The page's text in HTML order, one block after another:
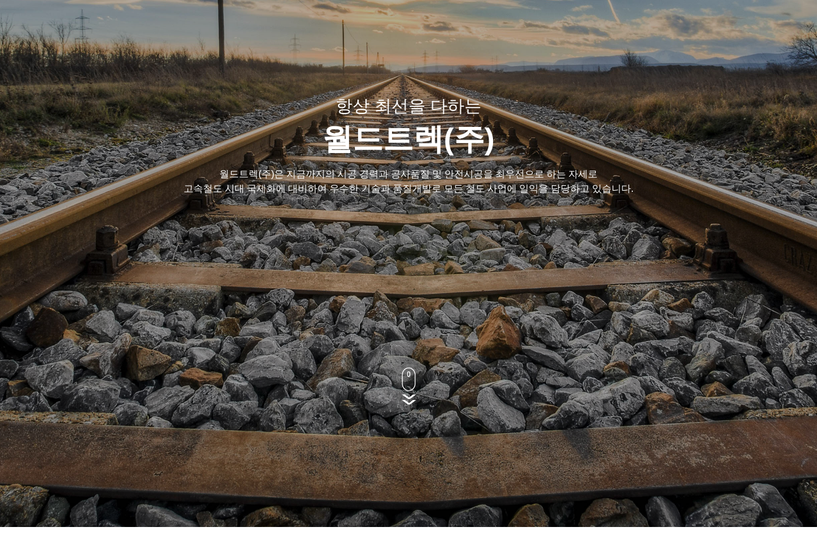
항상 최선을 다하는
월드트렉(주)
월드트렉(주)은 지금까지의 시공 경력과 공사품질 및 안전시공을 최우선으로 하는 자세로
고속철도 시대 국제화에 대비하여 우수한 기술과 품질개발로 모든 철도 사업에 일익을 담당하고 있습니다.